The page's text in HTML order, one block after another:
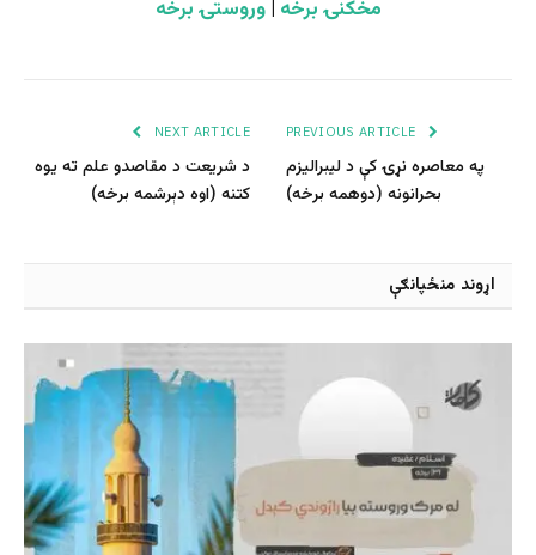
مخکنۍ برخه |وروستۍ برخه
په معاصره نړۍ کې د لیبرالیزم
بحرانونه (دوهمه برخه)
NEXT ARTICLE
د شریعت د مقاصدو علم ته یوه
کتنه (اوه دېرشمه برخه)
اړوند منځپانګې